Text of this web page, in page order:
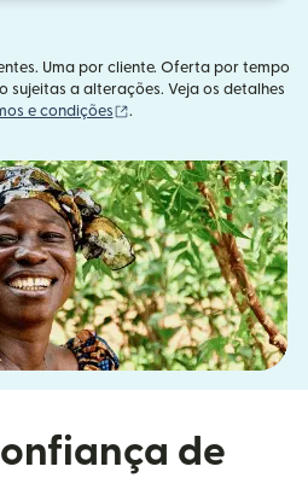
Uma por cliente. Oferta por tempo
sujeitas a alterações. Veja os detalhes
e condições (abre em uma nova
.
de